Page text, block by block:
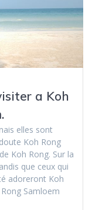
a Koh
elles sont
Koh Rong
Koh Rong. Sur la
que ceux qui
adoreront Koh
Samloem